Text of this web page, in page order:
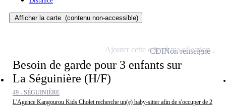
Afficher la carte (contenu non-accessible)
Besoin de garde pour 3 enfants sur
La Séguinière (H/F)
49 - SÉGUINIÈRE
L'Agence Kangourou Kids Cholet recherche un(e) baby-sitter afin de s'occuper de 2
CDINon renseigné
Ajouter cette offre à ma sélection